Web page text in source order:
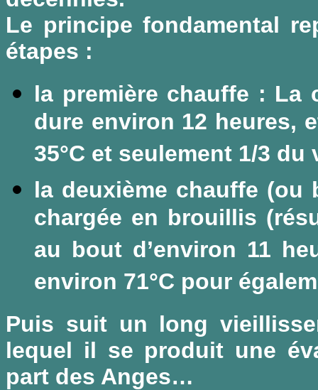
Le principe fondamental
étapes :
la première chauffe : La
dure environ 12 heures,
35°C et seulement 1/3
la deuxième chauffe (ou
chargée en brouillis
au bout d’environ 11
environ 71°C pour
Puis suit un long
lequel il se produit une
part des Anges…